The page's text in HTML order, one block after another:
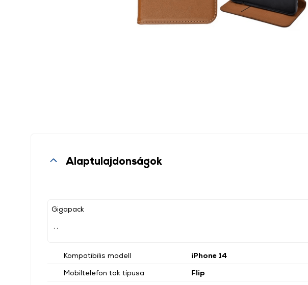
Alaptulajdonságok
Gigapack
Kompatibilis modell
iPhone 14
Mobiltelefon tok típusa
Flip